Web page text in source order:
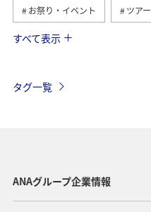
お祭り・イベント ツアー
アメリカ
アメリカ・カナダ・中南米
すべて表示
タグ一覧
ANAグループ企業情報